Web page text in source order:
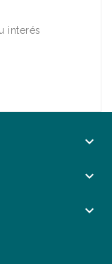
interés


